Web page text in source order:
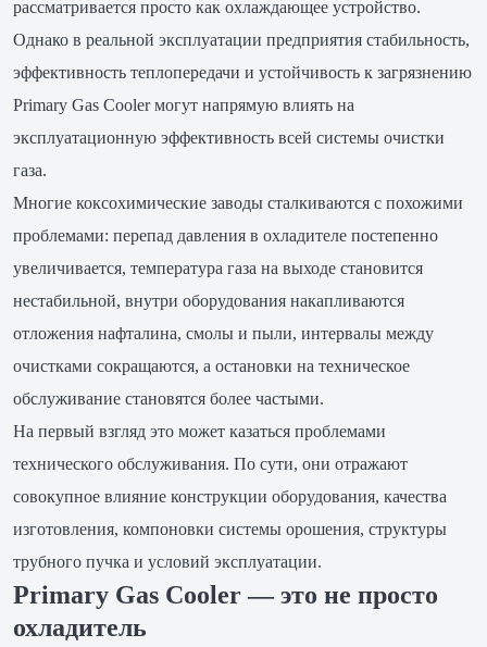
рассматривается просто как охлаждающее устройство.
Однако в реальной эксплуатации предприятия стабильность,
эффективность теплопередачи и устойчивость к загрязнению
Primary Gas Cooler могут напрямую влиять на
эксплуатационную эффективность всей системы очистки
газа.
Многие коксохимические заводы сталкиваются с похожими
проблемами: перепад давления в охладителе постепенно
увеличивается, температура газа на выходе становится
нестабильной, внутри оборудования накапливаются
отложения нафталина, смолы и пыли, интервалы между
очистками сокращаются, а остановки на техническое
обслуживание становятся более частыми.
На первый взгляд это может казаться проблемами
технического обслуживания. По сути, они отражают
совокупное влияние конструкции оборудования, качества
изготовления, компоновки системы орошения, структуры
трубного пучка и условий эксплуатации.
Primary Gas Cooler — это не просто
охладитель